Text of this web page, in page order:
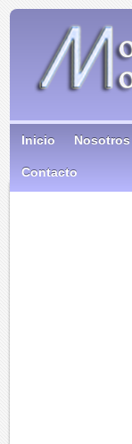
Inicio Nosotros
Contacto